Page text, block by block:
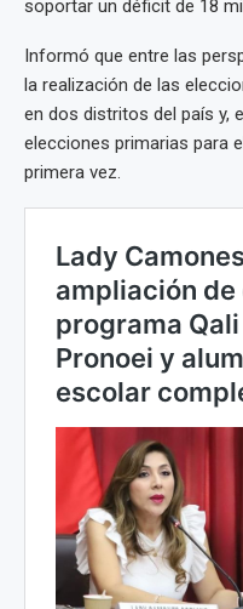
soportar un déficit de 18
Informó que entre las
la realización de las
en dos distritos del país y,
elecciones primarias para
primera vez.